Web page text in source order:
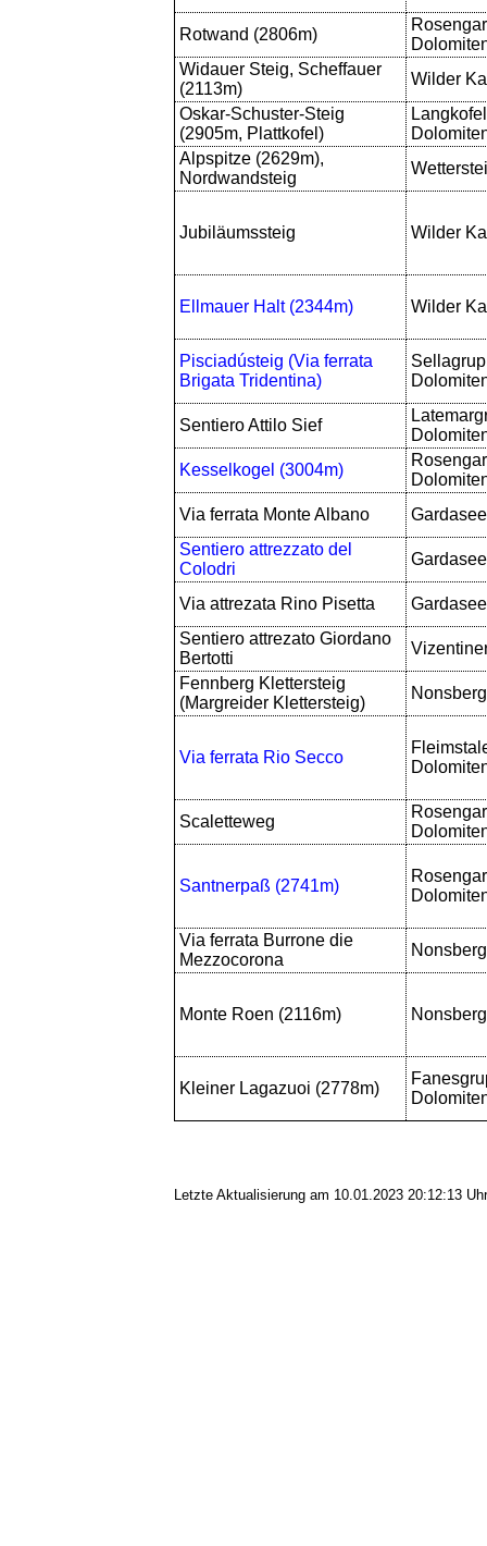
Rotwand (2806m)
Widauer Steig, Scheffauer
(2113m)
Wilder
Oskar-Schuster-Steig
(2905m, Plattkofel)
Alpspitze (2629m),
Nordwandsteig
Jubiläumssteig Wilder
Ellmauer Halt (2344m) Wilder
Pisciadústeig (Via ferrata
Brigata Tridentina)
Sentiero Attilo Sief
Kesselkogel (3004m)
Via ferrata Monte Albano
Sentiero attrezzato del
Colodri
Via attrezata Rino Pisetta
Sentiero attrezato Giordano
Bertotti
Fennberg Klettersteig
(Margreider Klettersteig)
Via ferrata Rio Secco
Scaletteweg
Santnerpaß (2741m)
Via ferrata Burrone die
Mezzocorona
Monte Roen (2116m)
Kleiner Lagazuoi (2778m)
Letzte Aktualisierung am 10.01.2023 20:12:13 Uhr